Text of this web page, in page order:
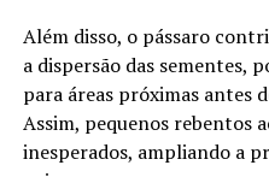
Além disso, o pássaro
a dispersão das sementes,
para áreas próximas antes
Assim, pequenos rebentos
inesperados, ampliando a